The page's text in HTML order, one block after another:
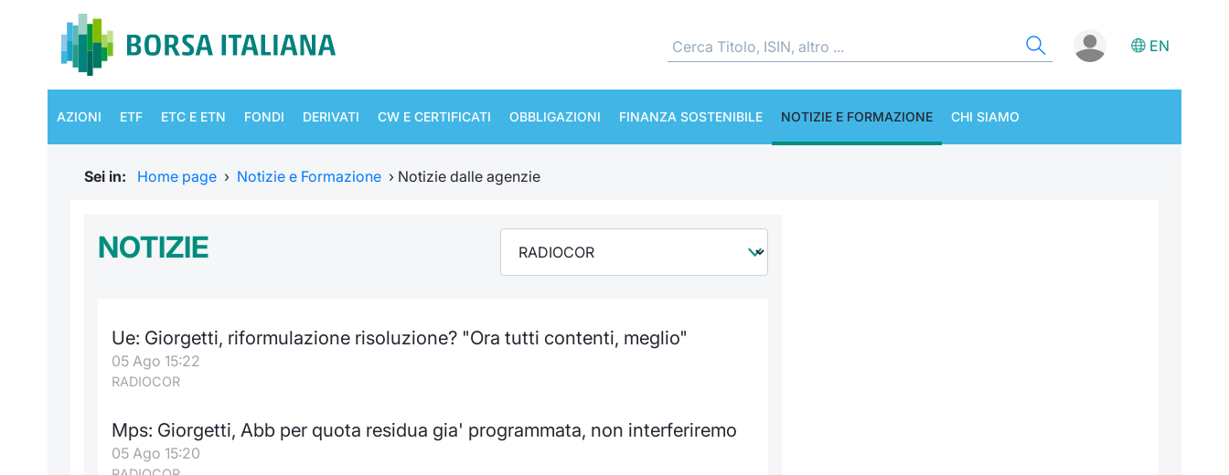
EN
AZIONI ETF ETC E ETN FONDI DERIVATI CW E CERTIFICATI OBBLIGAZIONI FINANZA SOSTENIBILE NOTIZIE E FORMAZIONE CHI SIAMO
Sei in: Home page › Notizie e Formazione › Notizie dalle agenzie
NOTIZIE
Ue: Giorgetti, riformulazione risoluzione? "Ora tutti contenti, meglio"
05 Ago 15:22
RADIOCOR
Mps: Giorgetti, Abb per quota residua gia' programmata, non interferiremo
05 Ago 15:20